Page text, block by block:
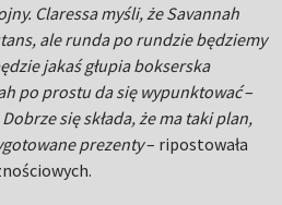
Claressa myśli, że Savannah
ale runda po rundzie będziemy
jakaś głupia bokserska
po prostu da się wypunktować–
Dobrze się składa, że ma taki plan,
prezenty– ripostowała